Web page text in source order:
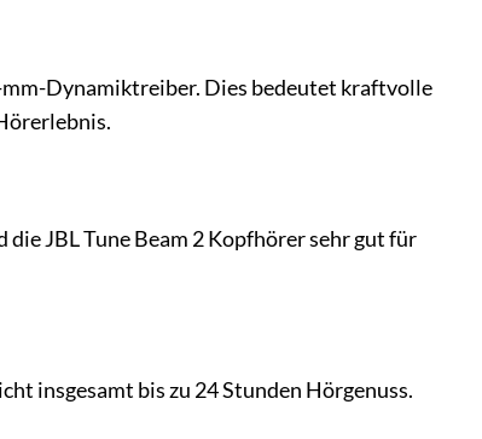
mm-Dynamiktreiber. Dies bedeutet kraftvolle
JBL Tune Beam 2 Kopfhörer sehr gut für
insgesamt bis zu 24 Stunden Hörgenuss.